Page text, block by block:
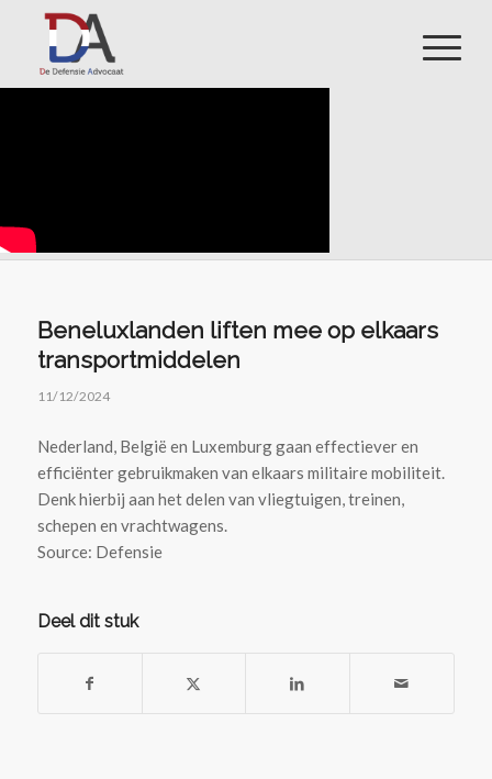
Beneluxlanden liften mee op elkaars
transportmiddelen
11/12/2024
Nederland, België en Luxemburg gaan effectiever en
efficiënter gebruikmaken van elkaars militaire mobiliteit.
Denk hierbij aan het delen van vliegtuigen, treinen,
schepen en vrachtwagens.
Source: Defensie
Deel dit stuk